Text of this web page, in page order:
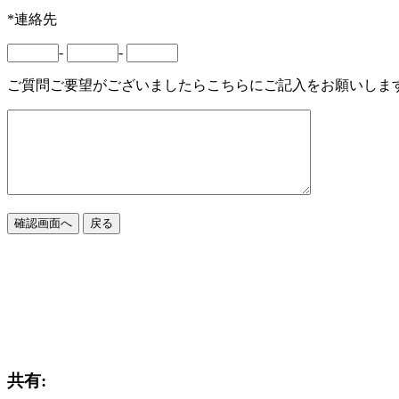
*連絡先
- -
ご質問ご要望がございましたらこちらにご記入をお願いしま
共有: